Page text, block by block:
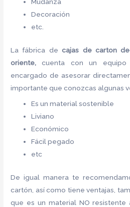
Decoración
etc.
La fábrica decajas de carton
oriente,cuenta con un equipo
encargado de asesorar
importante que conozcas algunas
Es un material sostenible
Liviano
Económico
Fácil pegado
etc
De igual manera te
cartón, así como tiene ventajas,
que es un material NO resistente